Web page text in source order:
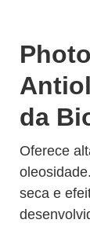
da
Oferece
seca e